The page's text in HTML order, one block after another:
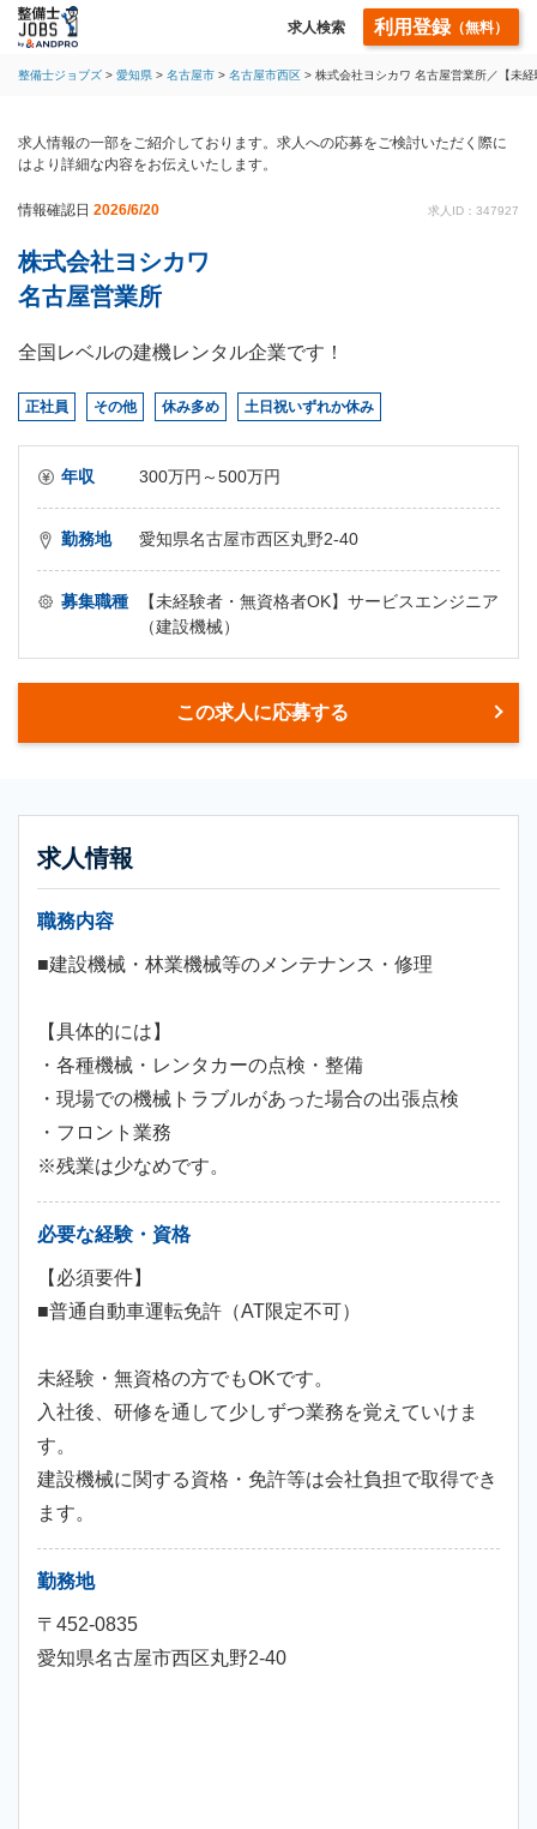
求人検索 利用登録（無料）
整備士ジョブズ 愛知県 名古屋市 名古屋市西区 株式会社ヨシカワ 名古屋営業所／【未
求人情報の一部をご紹介しております。求人への応募をご検討いただく際に
はより詳細な内容をお伝えいたします。
情報確認日 2026/6/20 求人ID：347927
株式会社ヨシカワ
名古屋営業所
全国レベルの建機レンタル企業です！
正社員 その他 休み多め 土日祝いずれか休み
年収 300万円～500万円
勤務地 愛知県名古屋市西区丸野2-40
募集職種
【未経験者・無資格者OK】サービスエンジニア
（建設機械）
この求人に応募する
求人情報
職務内容
■建設機械・林業機械等のメンテナンス・修理
【具体的には】
・各種機械・レンタカーの点検・整備
・現場での機械トラブルがあった場合の出張点検
・フロント業務
※残業は少なめです。
必要な経験・資格
【必須要件】
■普通自動車運転免許（AT限定不可）
未経験・無資格の方でもOKです。
入社後、研修を通して少しずつ業務を覚えていけま
す。
建設機械に関する資格・免許等は会社負担で取得でき
ます。
勤務地
〒452-0835
愛知県名古屋市西区丸野2-40